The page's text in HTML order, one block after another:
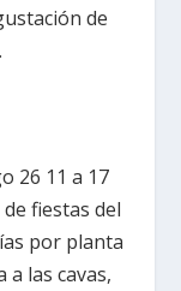
de
26 11 a 17
fiestas del
por planta
las cavas,